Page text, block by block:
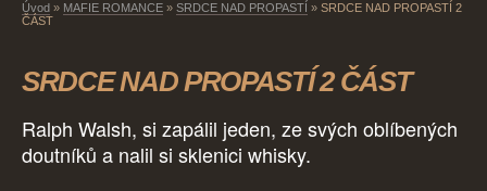
Úvod » MAFIE ROMANCE » SRDCE NAD PROPASTÍ » SRDCE NAD PROPASTÍ 2
ČÁST
SRDCE NAD PROPASTÍ 2 ČÁST
Ralph Walsh, si zapálil jeden, ze svých oblíbených
doutníků a nalil si sklenici whisky.